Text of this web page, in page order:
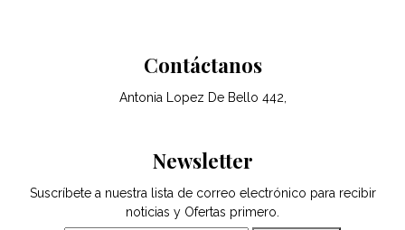
Contáctanos
Antonia Lopez De Bello 442,
Newsletter
Suscríbete a nuestra lista de correo electrónico para recibir
noticias y Ofertas primero.